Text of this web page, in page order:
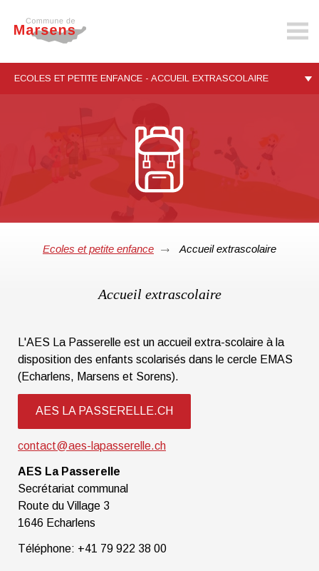
ECOLES ET PETITE ENFANCE - ACCUEIL EXTRASCOLAIRE
Ecoles et petite enfance Accueil extrascolaire
Accueil extrascolaire
L'AES La Passerelle est un accueil extra-scolaire à la
disposition des enfants scolarisés dans le cercle EMAS
(Echarlens, Marsens et Sorens).
AES LA PASSERELLE.CH
contact@aes-lapasserelle.ch
AES La Passerelle
Secrétariat communal
Route du Village 3
1646 Echarlens
Téléphone: +41 79 922 38 00